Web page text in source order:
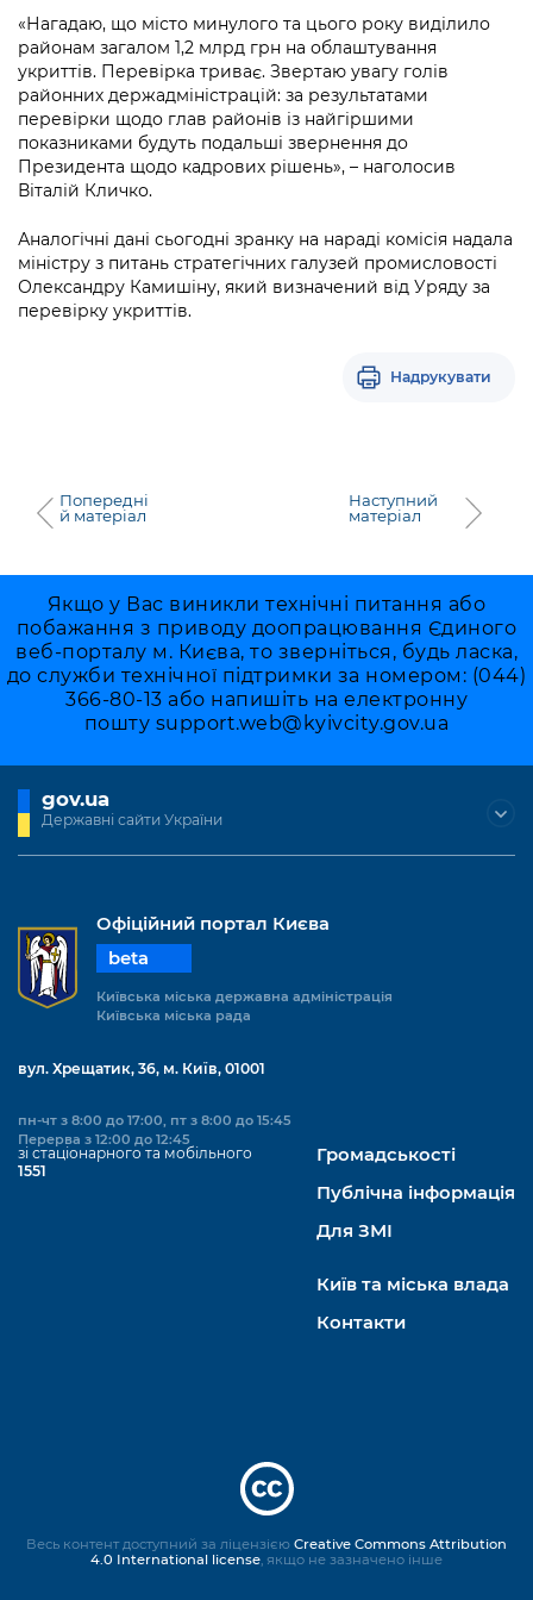
Kyiv International Relations
Річні звіти
Гендерна політика
Київська міська військова адміністрація
Портал Захисників та Захисниць
Безбар'єрність
Портал послуг
Міський застосунок Київ Цифровий
Важливе під час воєнного стану
Уряд» – місцевий рівень»
Важливе під час воєнного стану
Про відкриті дані
Портал даних Києва
Публічні дашборди
«Нагадаю, що місто минулого та цього року виділило
районам загалом 1,2 млрд грн на облаштування
укриттів. Перевірка триває. Звертаю увагу голів
районних держадміністрацій: за результатами
перевірки щодо глав районів із найгіршими
показниками будуть подальші звернення до
Президента щодо кадрових рішень», – наголосив
Віталій Кличко.
Аналогічні дані сьогодні зранку на нараді комісія надала
міністру з питань стратегічних галузей промисловості
Олександру Камишіну, який визначений від Уряду за
перевірку укриттів.
Надрукувати
Попередні
й матеріал
Наступний
матеріал
Якщо у Вас виникли технічні питання або
побажання з приводу доопрацювання Єдиного
веб-порталу м. Києва, то зверніться, будь ласка,
до служби технічної підтримки за номером: (044)
366-80-13 або напишіть на електронну
пошту support.web@kyivcity.gov.ua
gov.ua
Державні сайти України
Офіційний портал Києва
beta
Київська міська державна адміністрація
Київська міська рада
вул. Хрещатик, 36, м. Київ, 01001
пн-чт з 8:00 до 17:00, пт з 8:00 до 15:45
Перерва з 12:00 до 12:45
зі стаціонарного та мобільного
1551
Громадськості
Публічна інформація
Для ЗМІ
Київ та міська влада
Контакти
Весь контент доступний за ліцензією Creative Commons Attribution
4.0 International license , якщо не зазначено інше